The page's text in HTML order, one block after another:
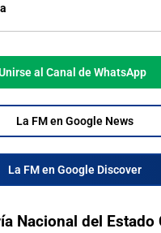
al Canal de WhatsApp
La FM en Google News
La FM en Google Discover
Nacional del Estado